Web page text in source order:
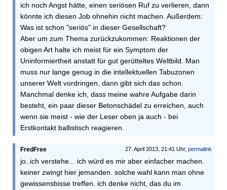
ich noch Angst hätte, einen seriösen Ruf zu verlieren, dann
könnte ich diesen Job ohnehin nicht machen. Außerdem:
Was ist schon "seriös" in dieser Gesellschaft?
Aber um zum Thema zurückzukommen: Reaktionen der
obigen Art halte ich meist für ein Symptom der
Uninformiertheit anstatt für gut gerütteltes Weltbild. Man
muss nur lange genug in die intellektuellen Tabuzonen
unserer Welt vordringen, dann gibt sich das schon.
Manchmal denke ich, dass meine wahre Aufgabe darin
besteht, ein paar dieser Betonschädel zu erreichen, auch
wenn sie meist - wie der Leser oben ja auch - bei
Erstkontakt ballistisch reagieren.
27. April 2013, 21:41 Uhr, permalink
FredFree
jo..ich verstehe... ich würd es mir aber einfacher machen.
keiner zwingt hier jemanden. solche wahl kann man ohne
gewissensbisse treffen. ich denke nicht, das du im